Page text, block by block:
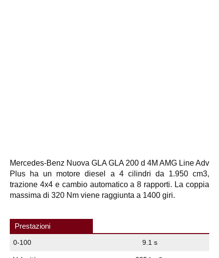
Mercedes-Benz Nuova GLA GLA 200 d 4M AMG Line Adv
Plus ha un motore diesel a 4 cilindri da 1.950 cm3,
trazione 4x4 e cambio automatico a 8 rapporti. La coppia
massima di 320 Nm viene raggiunta a 1400 giri.
Prestazioni
0-100 9.1 s